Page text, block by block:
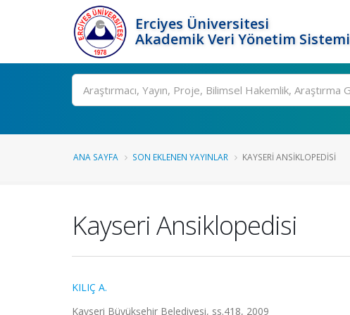
Erciyes Üniversitesi
Akademik Veri Yönetim Sistemi
Ara
ANA SAYFA SON EKLENEN YAYINLAR KAYSERI ANSIKLOPEDISI
Kayseri Ansiklopedisi
KILIÇ A.
Kayseri Büyükşehir Belediyesi, ss.418, 2009